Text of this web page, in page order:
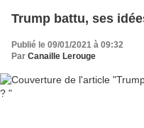
Trump battu, ses
Publié le 09/01/2021 à 09:32
Par Canaille Lerouge